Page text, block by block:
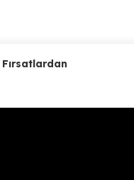
Fırsatlardan